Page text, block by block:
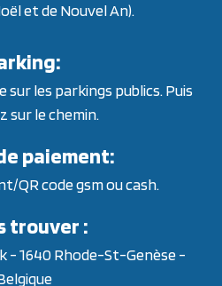
et de Nouvel An).
sur les parkings publics. Puis
sur le chemin.
paiement:
QR code gsm ou cash.
trouver :
- 1640 Rhode-St-Genèse -